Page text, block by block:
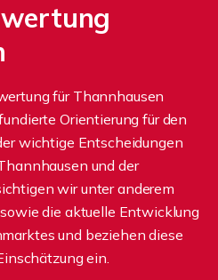
für Thannhausen
Orientierung für den
wichtige Entscheidungen
und der
wir unter anderem
die aktuelle Entwicklung
und beziehen diese
ein.